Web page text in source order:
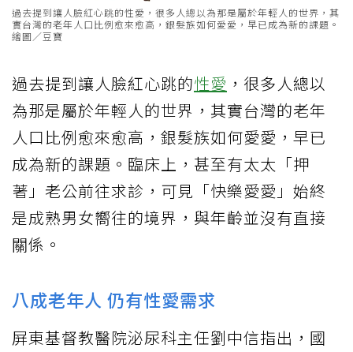
過去提到讓人臉紅心跳的性愛，很多人總以為那是屬於年輕人的世界，其
實台灣的老年人口比例愈來愈高，銀髮族如何愛愛，早已成為新的課題。
繪圖／豆寶
過去提到讓人臉紅心跳的性愛 ，很多人總以
為那是屬於年輕人的世界，其實台灣的老年
人口比例愈來愈高，銀髮族如何愛愛，早已
成為新的課題。臨床上，甚至有太太「押
著」老公前往求診，可見「快樂愛愛」始終
是成熟男女嚮往的境界，與年齡並沒有直接
關係。
八成老年人 仍有性愛需求
屏東基督教醫院泌尿科主任劉中信指出，國